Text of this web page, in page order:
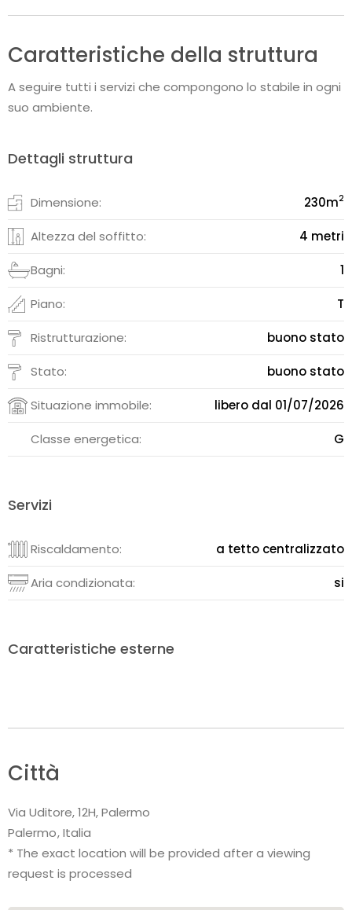
Caratteristiche della struttura
A seguire tutti i servizi che compongono lo stabile in ogni
suo ambiente.
Dettagli struttura
Dimensione: 230m2
Altezza del soffitto: 4 metri
Bagni: 1
Piano: T
Ristrutturazione: buono stato
Stato: buono stato
Situazione immobile: libero dal 01/07/2026
Classe energetica: G
Servizi
Riscaldamento: a tetto centralizzato
Aria condizionata: si
Caratteristiche esterne
Città
Via Uditore, 12H, Palermo
Palermo Italia
* The exact location will be provided after a viewing
request is processed